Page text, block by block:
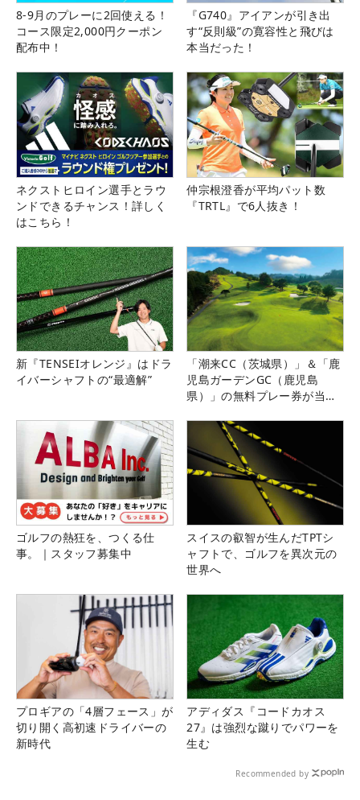
8-9月のプレーに2回使える！
コース限定2,000円クーポン
配布中！
『G740』アイアンが引き出
す“反則級”の寛容性と飛びは
本当だった！
ネクストヒロイン選手とラウ
ンドできるチャンス！詳しく
はこちら！
仲宗根澄香が平均パット数
『TRTL』で6人抜き！
新『TENSEIオレンジ』はドラ
イバーシャフトの“最適解”
「潮来CC（茨城県）」＆「鹿
児島ガーデンGC（鹿児島
県）」の無料プレー券が当た
ゴルフの熱狂を、つくる仕
事。｜スタッフ募集中
スイスの叡智が生んだTPTシ
ャフトで、ゴルフを異次元の
世界へ
プロギアの「4層フェース」が
切り開く高初速ドライバーの
新時代
アディダス『コードカオス
27』は強烈な蹴りでパワーを
生む
Recommended by